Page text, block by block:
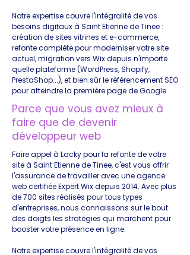
Notre expertise couvre l'intégralité de vos
besoins digitaux à Saint Etienne de Tinee :
création de sites vitrines et e-commerce,
refonte complète pour moderniser votre site
actuel, migration vers Wix depuis n'importe
quelle plateforme (WordPress, Shopify,
PrestaShop...), et bien sûr le référencement SEO
pour atteindre la première page de Google.
Parce que vous avez mieux à
faire que de devenir
développeur web
Faire appel à Lacky pour la refonte de votre
site à Saint Etienne de Tinee, c'est vous offrir
l'assurance de travailler avec une agence
web certifiée Expert Wix depuis 2014. Avec plus
de 700 sites réalisés pour tous types
d'entreprises, nous connaissons sur le bout
des doigts les stratégies qui marchent pour
booster votre présence en ligne.
Notre expertise couvre l'intégralité de vos